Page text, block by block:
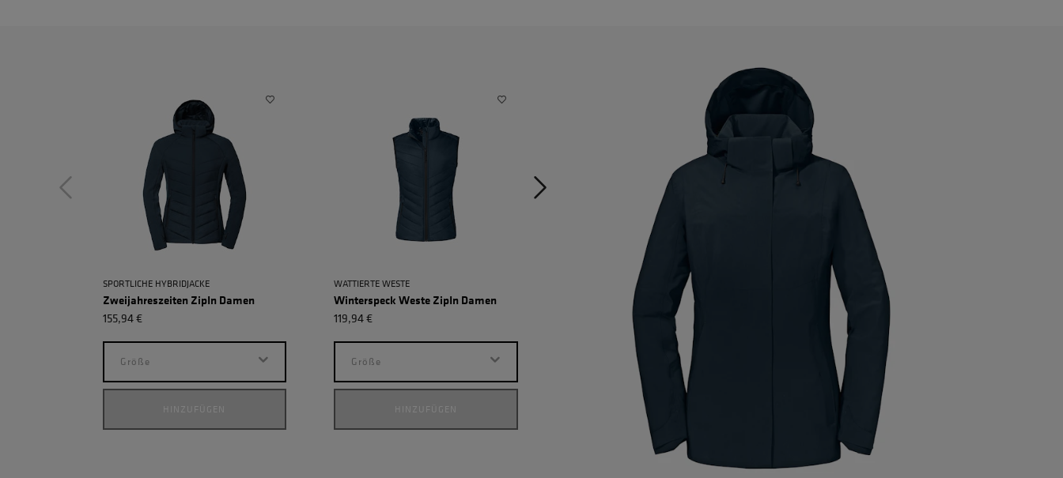
Zweijahreszeiten ZipIn Damen
SPORTLICHE HYBRIDJACKE
155,94 €
Größe
HINZUFÜGEN
Winterspeck Weste ZipIn Damen
WATTIERTE WESTE
119,94 €
Größe
HINZUFÜGEN
Zweijahreszeiten ZipIn Damen
SPORTLICHE HYBRIDJACKE
HINZUFÜGEN
Winterspeck Weste ZipIn Damen
WATTIERTE WESTE
Größe
HINZUFÜGEN